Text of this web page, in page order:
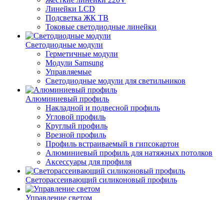
Линейки LCD
Подсветка ЖК ТВ
Токовые светодиодные линейки
Светодиодные модули
Герметичные модули
Модули Samsung
Управляемые
Светодиодные модули для светильников
Алюминиевый профиль
Накладной и подвесной профиль
Угловой профиль
Круглый профиль
Врезной профиль
Профиль встраиваемый в гипсокартон
Алюминиевый профиль для натяжных потолков
Аксессуары для профиля
Светорассеивающий силиконовый профиль
Управление светом